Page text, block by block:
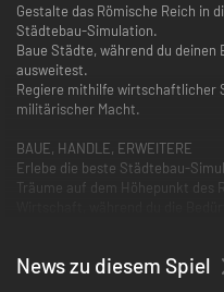
Gestalte das Römische Reich in
Städtebau-Simulation.
Baue Städte, während du
ausweitest.
Regiere mithilfe wirtschaftlicher
militärischer Macht.
BAUE, HANDLE, ERWEITERE
Erlebe die beste Städtebau-
Träume auf dem Höhepunkt des
unerbittlichen Forderungen des
Land, das du siehst, vom
den geheimnisvollen keltischen
News zu diesem Spiel